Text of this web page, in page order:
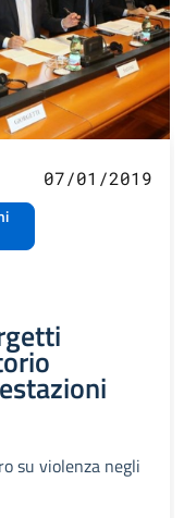
07/01/2019
su violenza negli